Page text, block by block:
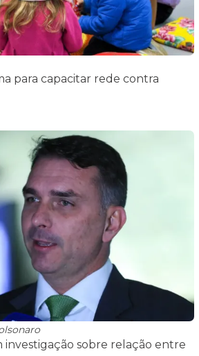
para capacitar rede contra
sobre relação entre